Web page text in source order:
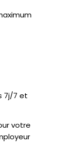
7j/7 et
votre